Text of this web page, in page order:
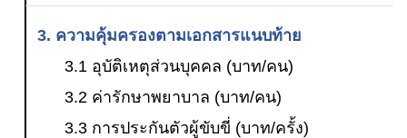
3. ความคุ้มครองตามเอกสารแนบท้าย
3.1 อุบัติเหตุส่วนบุคคล (บาท/คน)
3.2 ค่ารักษาพยาบาล (บาท/คน)
3.3 การประกันตัวผู้ขับขี่ (บาท/ครั้ง)